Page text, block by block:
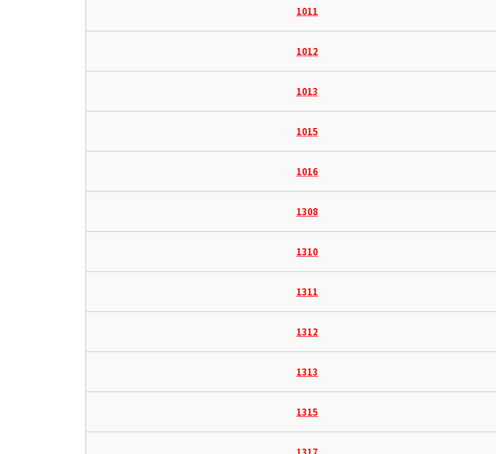
1011
1012
1013
1015
1016
1308
1310
1311
1312
1313
1315